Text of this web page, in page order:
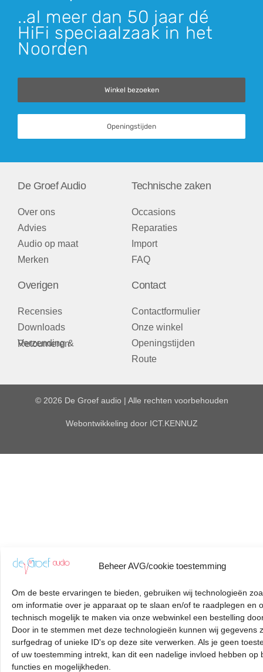
Beheer AVG/cookie toestemming
Om de beste ervaringen te bieden, gebruiken wij technologieën
om informatie over je apparaat op te slaan en/of te raadplegen en
technisch mogelijk te maken via onze webwinkel een bestelling
Door in te stemmen met deze technologieën kunnen wij gegevens
surfgedrag of unieke ID's op deze site verwerken. Als je geen
of uw toestemming intrekt, kan dit een nadelige invloed hebben op
functies en mogelijkheden.
..al meer dan 50 jaar dé
HiFi speciaalzaak in het
Noorden
Winkel bezoeken
Openingstijden
De Groef Audio
Over ons
Advies
Audio op maat
Merken
Technische zaken
Occasions
Reparaties
Import
FAQ
Overigen
Recensies
Downloads
Verzending & Retourneren
Contact
Contactformulier
Onze winkel
Openingstijden
Route
© 2026 De Groef audio | Alle rechten voorbehouden
Webontwikkeling door ICT.KENNUZ